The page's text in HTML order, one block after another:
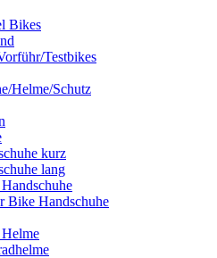
Bikes
Testbikes
Helme/Schutz
kurz
lang
Bike Handschuhe